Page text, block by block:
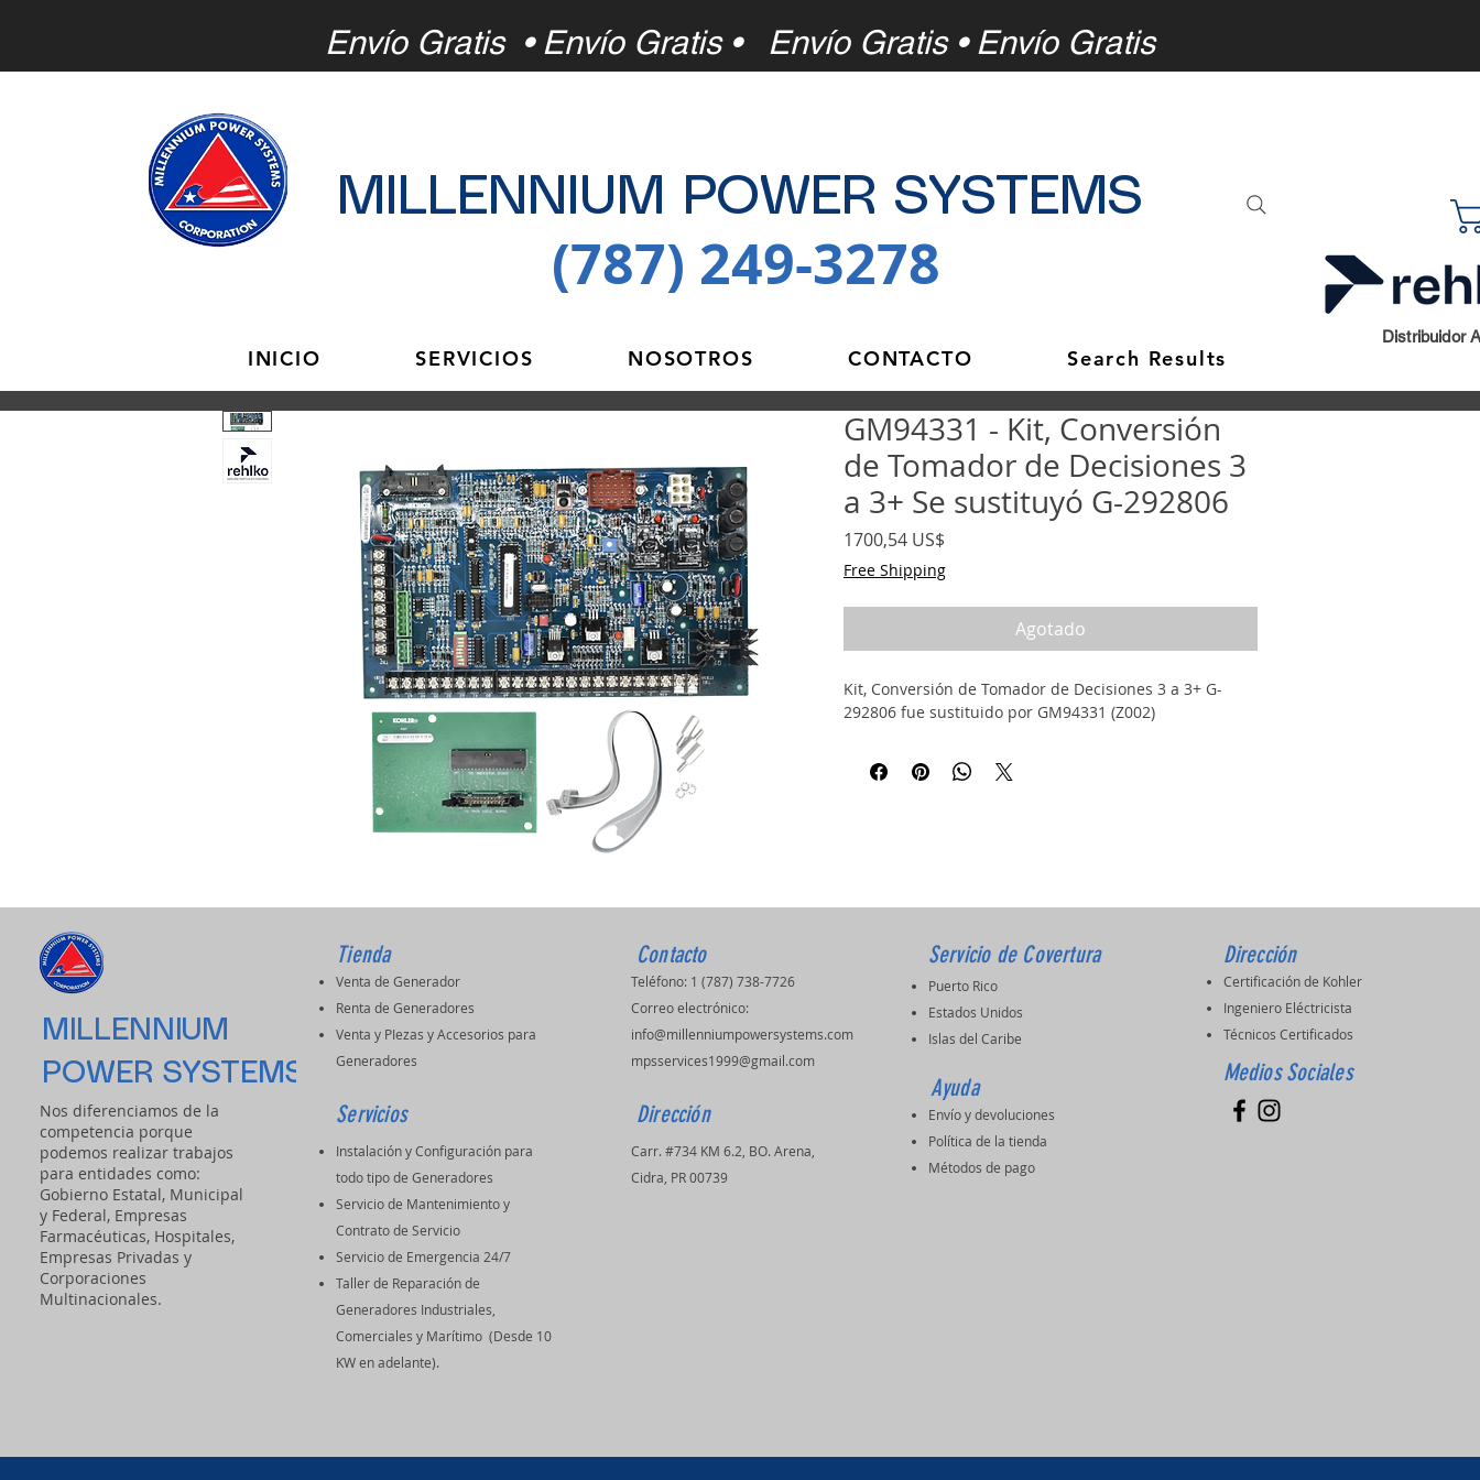
Envío Gratis • Envío Gratis • Envío Gratis • Envío Gratis
MILLENNIUM POWER SYSTEMS
(787) 249-3278
INICIO SERVICIOS NOSOTROS CONTACTO Search Results
Distribuidor
GM94331 - Kit, Conversión
de Tomador de Decisiones 3
a 3+ Se sustituyó G-292806
1700,54 US$
Free Shipping
Agotado
Kit, Conversión de Tomador de Decisiones 3 a 3+ G-
292806 fue sustituido por GM94331 (Z002)
MILLENNIUM
POWER SYSTEMS
Nos diferenciamos de la
competencia porque
podemos realizar trabajos
para entidades como:
Gobierno Estatal, Municipal
y Federal, Empresas
Farmacéuticas, Hospitales,
Empresas Privadas y
Corporaciones
Multinacionales.
Tienda
Venta de Generador
Renta de Generadores
Venta y PIezas y Accesorios para
Generadores
Servicios
Instalación y Configuración para
todo tipo de Generadores
Servicio de Mantenimiento y
Contrato de Servicio
Servicio de Emergencia 24/7
Taller de Reparación de
Generadores Industriales,
Comerciales y Marítimo (Desde 10
KW en adelante).
Contacto
Teléfono: 1 (787) 738-7726
Correo electrónico:
info@millenniumpowersystems.com
mpsservices1999@gmail.com
Dirección
Carr. #734 KM 6.2, BO. Arena,
Cidra, PR 00739
Servicio de Covertura
Ayuda
Puerto Rico
Estados Unidos
Islas del Caribe
Envío y devoluciones
Política de la tienda
Métodos de pago
Dirección
Certificación de Kohler
Ingeniero Eléctricista
Técnicos Certificados
Medios Sociales